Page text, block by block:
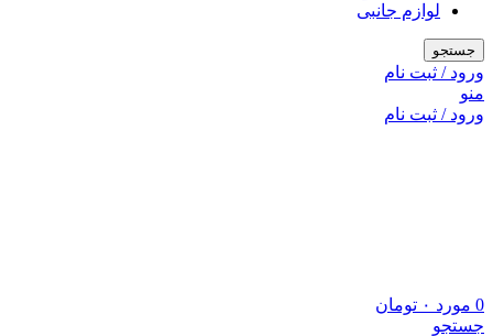
لوازم جانبی
جستجو
ورود / ثبت نام
منو
ورود / ثبت نام
0 مورد ۰ تومان
جستجو